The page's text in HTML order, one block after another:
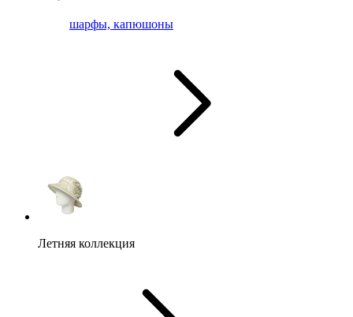
шарфы, капюшоны
Летняя коллекция